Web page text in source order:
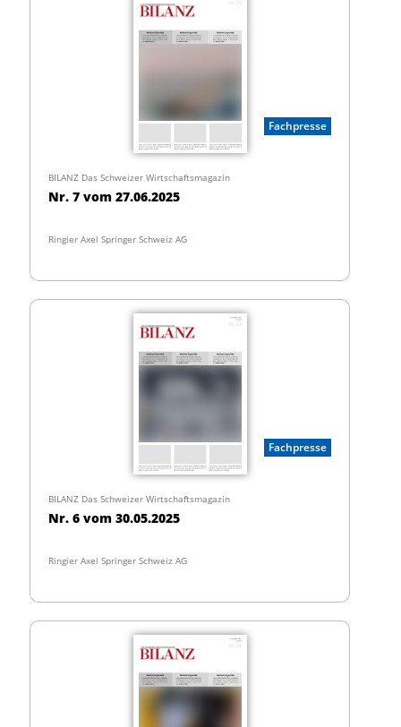
Fachpresse
BILANZ Das Schweizer Wirtschaftsmagazin
Nr. 7 vom 27.06.2025
Ringier Axel Springer Schweiz AG
Fachpresse
BILANZ Das Schweizer Wirtschaftsmagazin
Nr. 6 vom 30.05.2025
Ringier Axel Springer Schweiz AG